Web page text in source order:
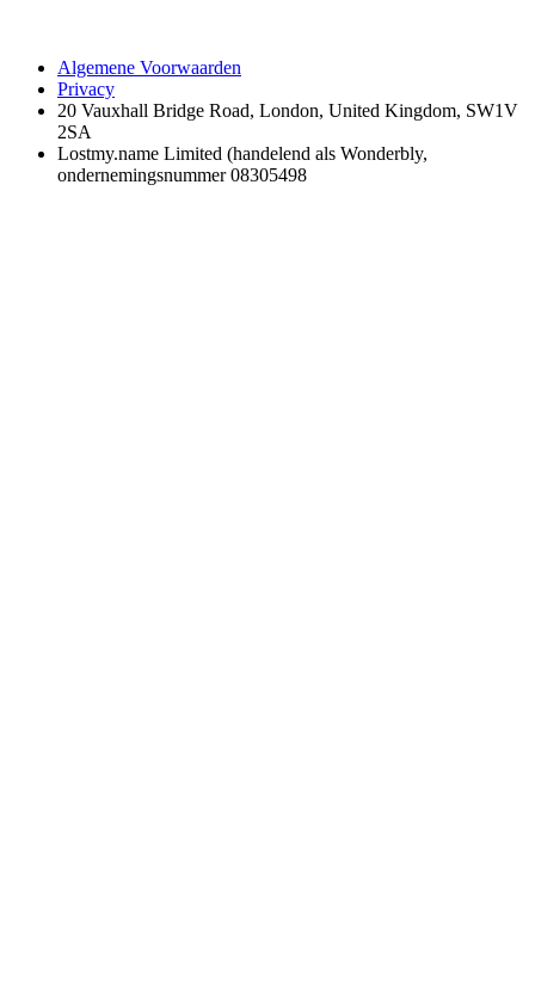
Algemene Voorwaarden
Privacy
20 Vauxhall Bridge Road, London, United Kingdom, SW1V
2SA
Lostmy.name Limited (handelend als Wonderbly,
ondernemingsnummer 08305498